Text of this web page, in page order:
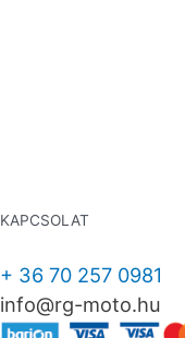
KAPCSOLAT
+ 36 70 257 0981
info@rg-moto.hu